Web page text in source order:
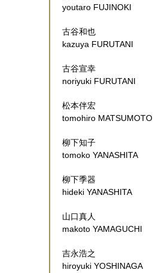
youtaro FUJINOKI
古谷和也
kazuya FURUTANI
古谷宣幸
noriyuki FURUTANI
松本伴宏
tomohiro MATSUMOTO
柳下知子
tomoko YANASHITA
柳下季器
hideki YANASHITA
山口真人
makoto YAMAGUCHI
吉永浩之
hiroyuki YOSHINAGA